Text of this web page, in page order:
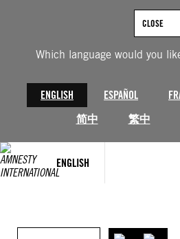
Which language would you
ENGLISH ESPAÑOL
简中
繁中
CLOSE
ENGLISH